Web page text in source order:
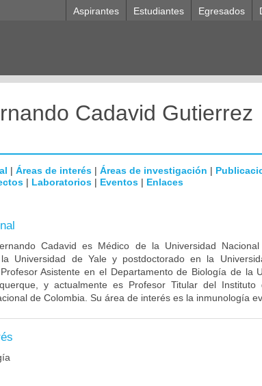
Aspirantes Estudiantes Egresados
Cadavid Gutierrez
| Áreas de interés | Áreas de investigación |
| Laboratorios | Eventos | Enlaces
Cadavid es Médico de la Universidad
Universidad de Yale y postdoctorado en la
Asistente en el Departamento de Biología de la
y actualmente es Profesor Titular del
de Colombia. Su área de interés es la inmunología